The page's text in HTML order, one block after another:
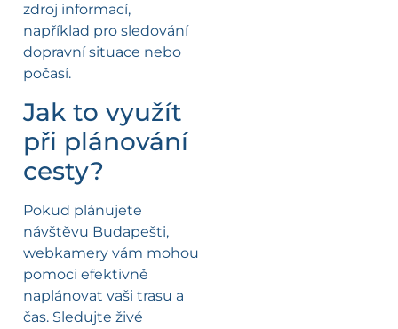
zdroj informací,
například pro sledování
dopravní situace nebo
počasí.
Jak to využít
při plánování
cesty?
Pokud plánujete
návštěvu Budapešti,
webkamery vám mohou
pomoci efektivně
naplánovat vaši trasu a
čas. Sledujte živé